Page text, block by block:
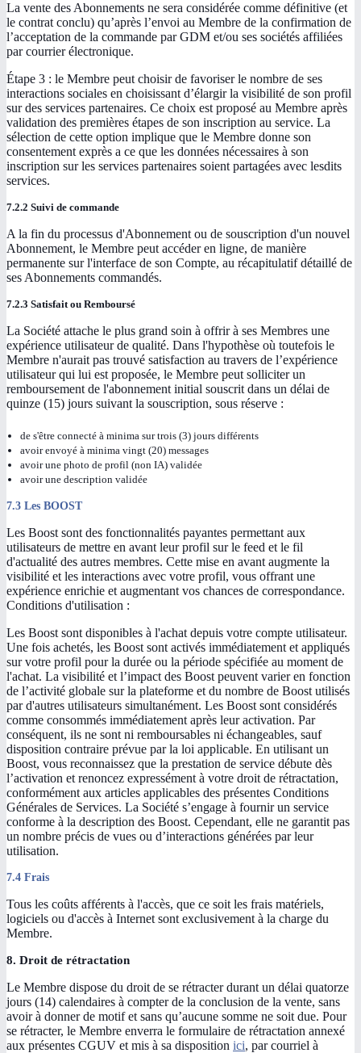
La vente des Abonnements ne sera considérée comme définitive (et
le contrat conclu) qu’après l’envoi au Membre de la confirmation de
l’acceptation de la commande par GDM et/ou ses sociétés affiliées
par courrier électronique.
Étape 3 : le Membre peut choisir de favoriser le nombre de ses
interactions sociales en choisissant d’élargir la visibilité de son profil
sur des services partenaires. Ce choix est proposé au Membre après
validation des premières étapes de son inscription au service. La
sélection de cette option implique que le Membre donne son
consentement exprès a ce que les données nécessaires à son
inscription sur les services partenaires soient partagées avec lesdits
services.
7.2.2 Suivi de commande
A la fin du processus d'Abonnement ou de souscription d'un nouvel
Abonnement, le Membre peut accéder en ligne, de manière
permanente sur l'interface de son Compte, au récapitulatif détaillé de
ses Abonnements commandés.
7.2.3 Satisfait ou Remboursé
La Société attache le plus grand soin à offrir à ses Membres une
expérience utilisateur de qualité. Dans l'hypothèse où toutefois le
Membre n'aurait pas trouvé satisfaction au travers de l’expérience
utilisateur qui lui est proposée, le Membre peut solliciter un
remboursement de l'abonnement initial souscrit dans un délai de
quinze (15) jours suivant la souscription, sous réserve :
de s'être connecté à minima sur trois (3) jours différents
avoir envoyé à minima vingt (20) messages
avoir une photo de profil (non IA) validée
avoir une description validée
7.3 Les BOOST
Les Boost sont des fonctionnalités payantes permettant aux
utilisateurs de mettre en avant leur profil sur le feed et le fil
d'actualité des autres membres. Cette mise en avant augmente la
visibilité et les interactions avec votre profil, vous offrant une
expérience enrichie et augmentant vos chances de correspondance.
Conditions d'utilisation :
Les Boost sont disponibles à l'achat depuis votre compte utilisateur.
Une fois achetés, les Boost sont activés immédiatement et appliqués
sur votre profil pour la durée ou la période spécifiée au moment de
l'achat. La visibilité et l’impact des Boost peuvent varier en fonction
de l’activité globale sur la plateforme et du nombre de Boost utilisés
par d'autres utilisateurs simultanément. Les Boost sont considérés
comme consommés immédiatement après leur activation. Par
conséquent, ils ne sont ni remboursables ni échangeables, sauf
disposition contraire prévue par la loi applicable. En utilisant un
Boost, vous reconnaissez que la prestation de service débute dès
l’activation et renoncez expressément à votre droit de rétractation,
conformément aux articles applicables des présentes Conditions
Générales de Services. La Société s’engage à fournir un service
conforme à la description des Boost. Cependant, elle ne garantit pas
un nombre précis de vues ou d’interactions générées par leur
utilisation.
7.4 Frais
Tous les coûts afférents à l'accès, que ce soit les frais matériels,
logiciels ou d'accès à Internet sont exclusivement à la charge du
Membre.
8. Droit de rétractation
Le Membre dispose du droit de se rétracter durant un délai quatorze
jours (14) calendaires à compter de la conclusion de la vente, sans
avoir à donner de motif et sans qu’aucune somme ne soit due. Pour
se rétracter, le Membre enverra le formulaire de rétractation annexé
aux présentes CGUV et mis à sa disposition ici, par courriel à